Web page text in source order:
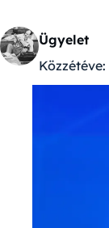
Ügyelet
Közzétéve: